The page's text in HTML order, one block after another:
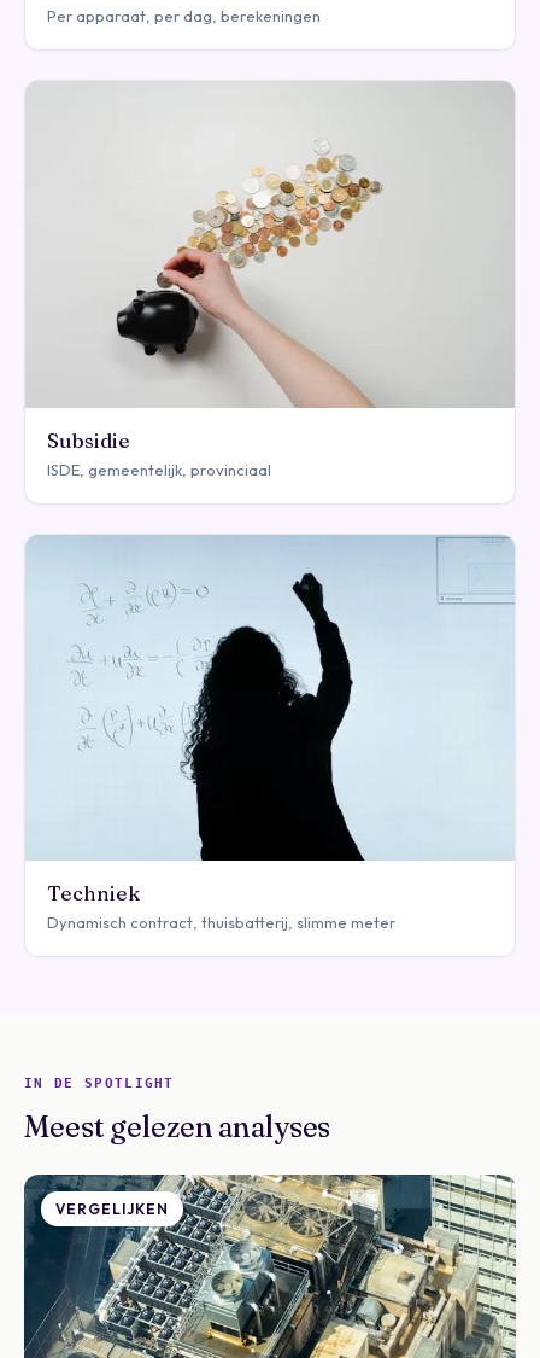
Per apparaat, per dag, berekeningen
Subsidie
ISDE, gemeentelijk, provinciaal
Techniek
Dynamisch contract, thuisbatterij, slimme meter
IN DE SPOTLIGHT
Meest gelezen analyses
VERGELIJKEN